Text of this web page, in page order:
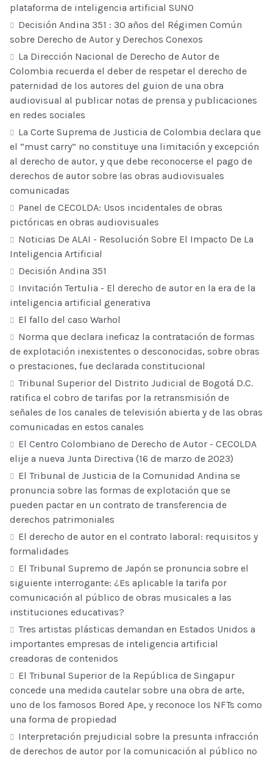
plataforma de inteligencia artificial SUNO
Decisión Andina 351 : 30 años del Régimen Común
sobre Derecho de Autor y Derechos Conexos
La Dirección Nacional de Derecho de Autor de
Colombia recuerda el deber de respetar el derecho de
paternidad de los autores del guion de una obra
audiovisual al publicar notas de prensa y publicaciones
en redes sociales
La Corte Suprema de Justicia de Colombia declara que
el “must carry” no constituye una limitación y excepción
al derecho de autor, y que debe reconocerse el pago de
derechos de autor sobre las obras audiovisuales
comunicadas
Panel de CECOLDA: Usos incidentales de obras
pictóricas en obras audiovisuales
Noticias De ALAI - Resolución Sobre El Impacto De La
Inteligencia Artificial
Decisión Andina 351
Invitación Tertulia - El derecho de autor en la era de la
inteligencia artificial generativa
El fallo del caso Warhol
Norma que declara ineficaz la contratación de formas
de explotación inexistentes o desconocidas, sobre obras
o prestaciones, fue declarada constitucional
Tribunal Superior del Distrito Judicial de Bogotá D.C.
ratifica el cobro de tarifas por la retransmisión de
señales de los canales de televisión abierta y de las obras
comunicadas en estos canales
El Centro Colombiano de Derecho de Autor - CECOLDA
elije a nueva Junta Directiva (16 de marzo de 2023)
El Tribunal de Justicia de la Comunidad Andina se
pronuncia sobre las formas de explotación que se
pueden pactar en un contrato de transferencia de
derechos patrimoniales
El derecho de autor en el contrato laboral: requisitos y
formalidades
El Tribunal Supremo de Japón se pronuncia sobre el
siguiente interrogante: ¿Es aplicable la tarifa por
comunicación al público de obras musicales a las
instituciones educativas?
Tres artistas plásticas demandan en Estados Unidos a
importantes empresas de inteligencia artificial
creadoras de contenidos
El Tribunal Superior de la República de Singapur
concede una medida cautelar sobre una obra de arte,
uno de los famosos Bored Ape, y reconoce los NFTs como
una forma de propiedad
Interpretación prejudicial sobre la presunta infracción
de derechos de autor por la comunicación al público no